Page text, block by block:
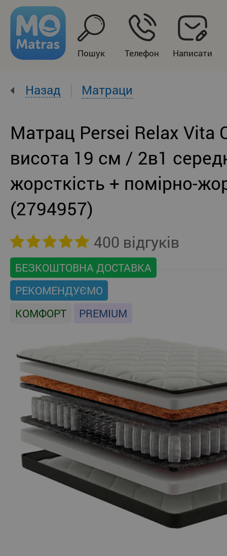
Пошук Телефон Написати
Назад Матраци
Матрац Persei Relax Vita
висота 19 см / 2в1
жорсткість + помірно-
(2794957)
400 відгуків
БЕЗКОШТОВНА ДОСТАВКА
РЕКОМЕНДУЄМО
КОМФОРТ
PREMIUM